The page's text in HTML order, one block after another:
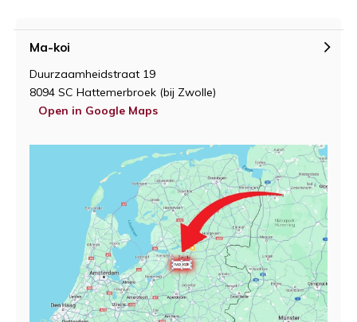
Ma-koi
Duurzaamheidstraat 19
8094 SC Hattemerbroek (bij Zwolle)
Open in Google Maps